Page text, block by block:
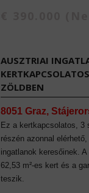
AUSZTRIAI
ZÖLDBEN
8051 Graz,
Ez a kertkapcsolatos, 3
részén azonnal
ingatlanok keresőinek.
62,53 m²-es kert és a
teszik.